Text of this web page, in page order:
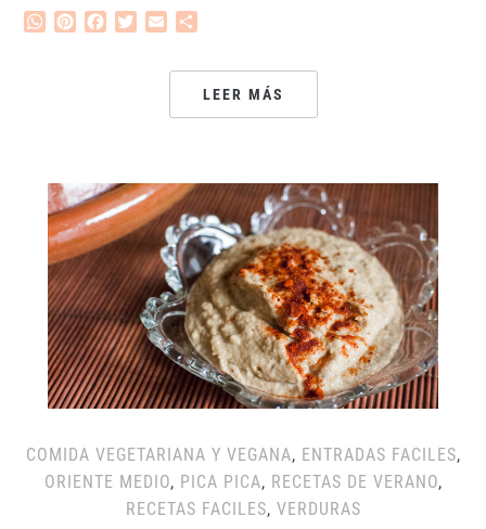
WhatsApp
PinterestFacebook
Twitter
Email
LEER MÁS
COMIDA VEGETARIANA Y VEGANA, ENTRADAS FACILES,
ORIENTE MEDIO, PICA PICA, RECETAS DE VERANO,
RECETAS FACILES, VERDURAS